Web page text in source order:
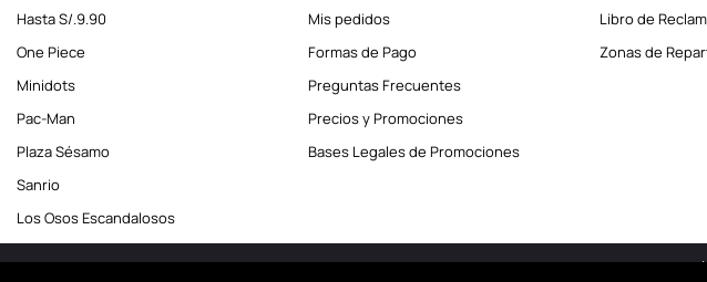
Hasta S/.9.90
One Piece
Minidots
Pac-Man
Plaza Sésamo
Sanrio
Los Osos Escandalosos
Mis pedidos
Formas de Pago
Preguntas Frecuentes
Precios y Promociones
Bases Legales de Promociones
Libro de
Zonas de
Miniso Perú. Todos los derechos reservados © 2025